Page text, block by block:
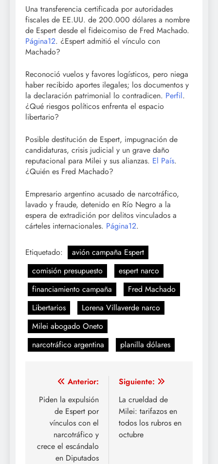
Una transferencia certificada por autoridades
fiscales de EE.UU. de 200.000 dólares a nombre
de Espert desde el fideicomiso de Fred Machado.
Página12. ¿Espert admitió el vínculo con
Machado?
Reconoció vuelos y favores logísticos, pero niega
haber recibido aportes ilegales; los documentos y
la declaración patrimonial lo contradicen. Perfil.
¿Qué riesgos políticos enfrenta el espacio
libertario?
Posible destitución de Espert, impugnación de
candidaturas, crisis judicial y un grave daño
reputacional para Milei y sus alianzas. El País.
¿Quién es Fred Machado?
Empresario argentino acusado de narcotráfico,
lavado y fraude, detenido en Río Negro a la
espera de extradición por delitos vinculados a
cárteles internacionales. Página12.
Etiquetado:
avión campaña Espert
comisión presupuesto
espert narco
financiamiento campaña
Fred Machado
Libertarios
Lorena Villaverde narco
Milei abogado Oneto
narcotráfico argentina
planilla dólares
Navegación
de
entradas
Anterior:
Piden la expulsión
de Espert por
vínculos con el
narcotráfico y
crece el escándalo
en Diputados
Siguiente:
La crueldad de
Milei: tarifazos en
todos los rubros en
octubre